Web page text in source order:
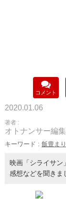
コメント
2020.01.06
著者 :
オトナンサー編
キーワード : 飯豊ま
映画「シライサン
感想などを聞きま